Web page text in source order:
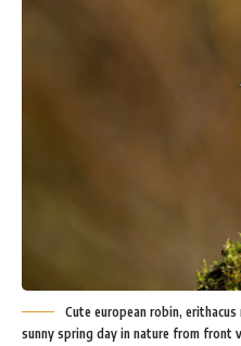
Cute european robin,
sunny spring day in nature from front